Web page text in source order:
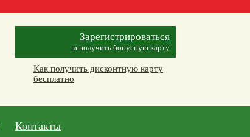
Зарегистрироваться
и получить бонусную карту
Как получить дисконтную карту
бесплатно
Контакты